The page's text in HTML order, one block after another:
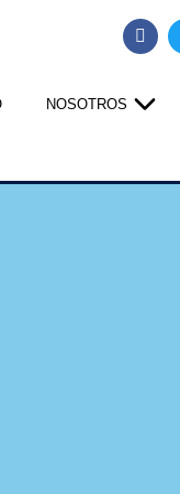
NOSOTROS